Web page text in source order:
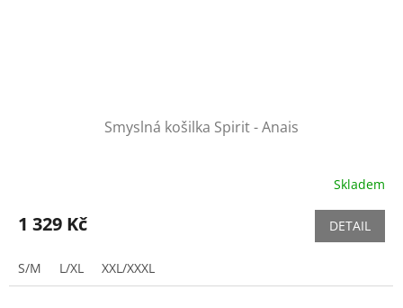
Smyslná košilka Spirit - Anais
Skladem
1 329 Kč DETAIL
S/M L/XL XXL/XXXL